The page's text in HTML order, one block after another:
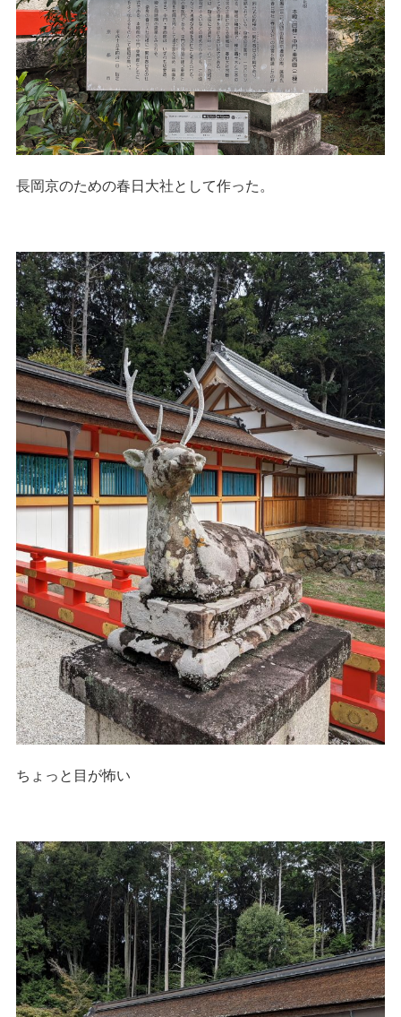
長岡京のための春日大社として作った。
ちょっと目が怖い